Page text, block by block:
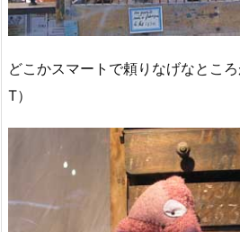
どこかスマートで頼りなげなとこ
T）